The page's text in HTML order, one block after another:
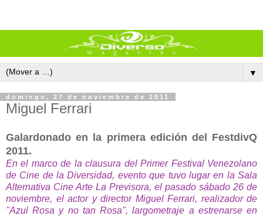
▼
domingo, 27 de noviembre de 2011
Miguel Ferrari
Galardonado en la primera edición del FestdivQ
2011.
En el marco de la clausura del Primer Festival Venezolano
de Cine de la Diversidad, evento que tuvo lugar en la Sala
Alternativa Cine Arte La Previsora, el pasado sábado 26 de
noviembre, el actor y director Miguel Ferrari, realizador de
"Azul Rosa y no tan Rosa", largometraje a estrenarse en